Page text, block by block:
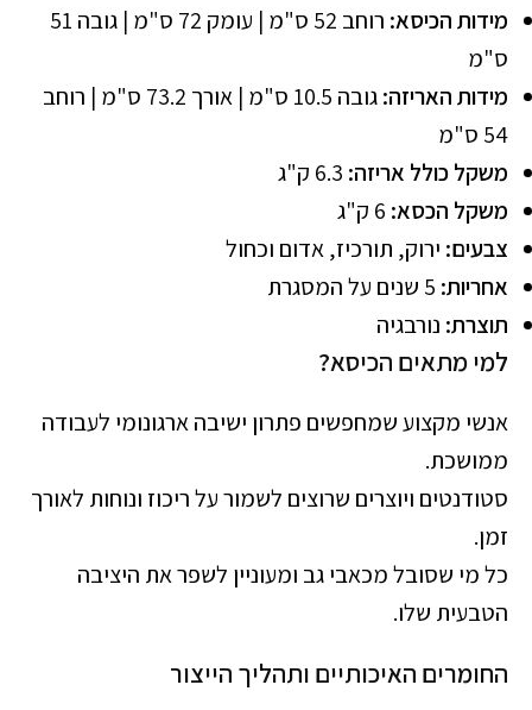
מידות הכיסא:
רוחב 52 ס"מ | עומק 72 ס"מ | גובה 51
ס"מ
מידות האריזה:
גובה 10.5 ס"מ | אורך 73.2 ס"מ | רוחב
54 ס"מ
משקל כולל אריזה:
משקל הכסא:
צבעים: ירוק, תורכיז, אדום וכחול
אחריות:
תוצרת: נורבגיה
למי מתאים הכיסא?
אנשי מקצוע שמחפשים פתרון ישיבה ארגונומי לעבודה
ממושכת.
סטודנטים ויוצרים שרוצים לשמור על ריכוז ונוחות לאורך
זמן.
כל מי שסובל מכאבי גב ומעוניין לשפר את היציבה
הטבעית שלו.
החומרים האיכותיים ותהליך הייצור